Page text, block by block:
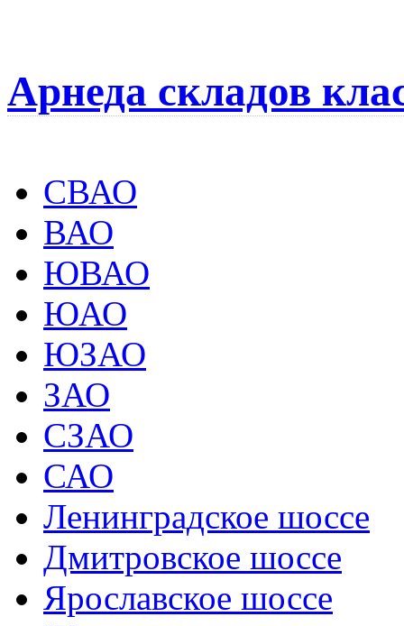
Арнеда складов
СВАО
ВАО
ЮВАО
ЮАО
ЮЗАО
ЗАО
СЗАО
САО
Ленинградское шоссе
Дмитровское шоссе
Ярославское шоссе